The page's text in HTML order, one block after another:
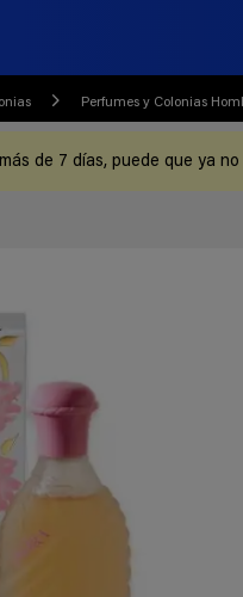
Perfumes y Colonias
de 7 días, puede que ya